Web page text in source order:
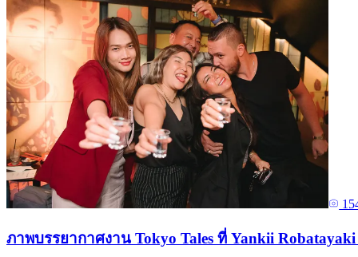
ภาพบรรยากาศงาน Tokyo Tales ที่ Yankii